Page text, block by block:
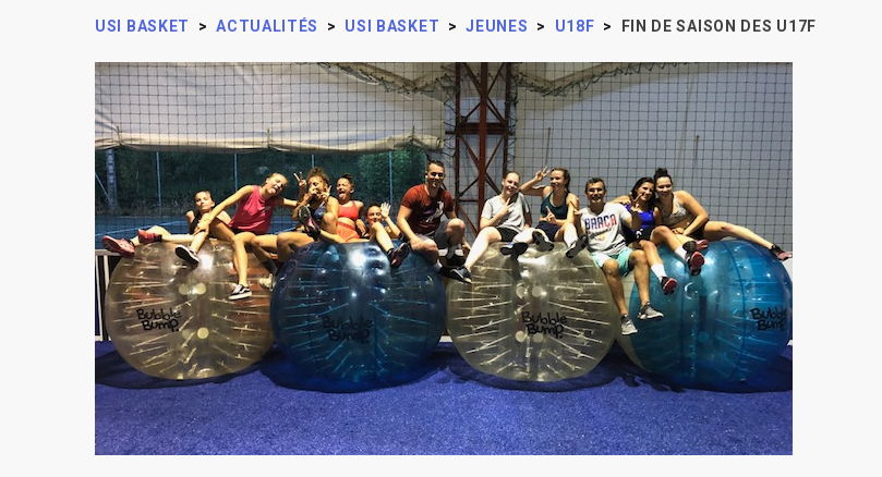
USI BASKET > ACTUALITÉS > USI BASKET > JEUNES > U18F > FIN DE SAISON DES U17F